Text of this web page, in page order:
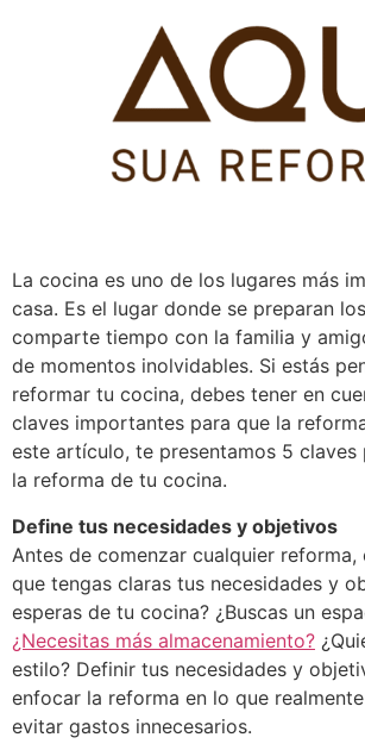
La cocina es uno de los lugares más
casa. Es el lugar donde se preparan
comparte tiempo con la familia y
de momentos inolvidables. Si estás
reformar tu cocina, debes tener en
claves importantes para que la
este artículo, te presentamos 5 claves
la reforma de tu cocina.
Define tus necesidades y objetivos
Antes de comenzar cualquier
que tengas claras tus necesidades y
esperas de tu cocina? ¿Buscas un
¿Necesitas más almacenamiento?
estilo? Definir tus necesidades y
enfocar la reforma en lo que
evitar gastos innecesarios.